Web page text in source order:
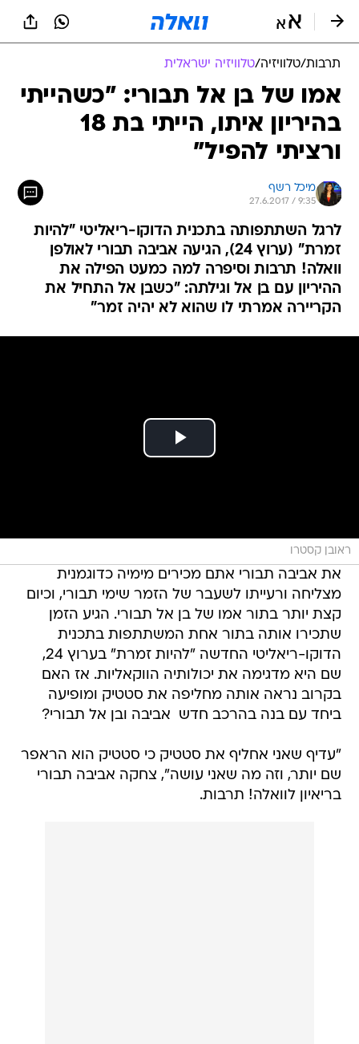
תרבות/טלוויזיה/טלוויזיה ישראלית
אמו של בן אל תבורי: "כשהייתי
בהיריון איתו, הייתי בת 18
ורציתי להפיל"
מיכל רשף
27.6.2017 / 9:35
לרגל השתתפותה בתכנית הדוקו-ריאליטי "להיות
זמרת" (ערוץ 24), הגיעה אביבה תבורי לאולפן
וואלה! תרבות וסיפרה למה כמעט הפילה את
ההיריון עם בן אל וגילתה: "כשבן אל התחיל את
הקריירה אמרתי לו שהוא לא יהיה זמר"
ראובן קסטרו
את אביבה תבורי אתם מכירים מימיה כדוגמנית
מצליחה ורעייתו לשעבר של הזמר שימי תבורי, וכיום
קצת יותר בתור אמו של בן אל תבורי. הגיע הזמן
שתכירו אותה בתור אחת המשתתפות בתכנית
הדוקו-ריאליטי החדשה "להיות זמרת" בערוץ 24,
שם היא מדגימה את יכולותיה הווקאליות. אז האם
בקרוב נראה אותה מחליפה את סטטיק ומופיעה
ביחד עם בנה בהרכב חדש  אביבה ובן אל תבורי?
"עדיף שאני אחליף את סטטיק כי סטטיק הוא הראפר
שם יותר, וזה מה שאני עושה", צחקה אביבה תבורי
בריאיון לוואלה! תרבות.